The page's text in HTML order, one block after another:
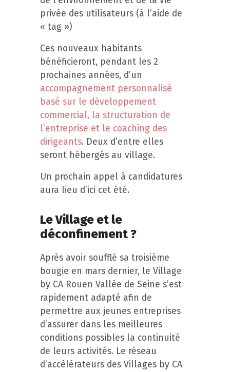
privée des utilisateurs (à l’aide de
« tag »)
Ces nouveaux habitants
bénéficieront, pendant les 2
prochaines années, d’un
accompagnement personnalisé
basé sur le développement
commercial, la structuration de
l’entreprise et le coaching des
dirigeants. Deux d’entre elles
seront hébergés au village.
Un prochain appel à candidatures
aura lieu d’ici cet été.
Le Village et le
déconfinement ?
Après avoir soufflé sa troisième
bougie en mars dernier, le Village
by CA Rouen Vallée de Seine s’est
rapidement adapté afin de
permettre aux jeunes entreprises
d’assurer dans les meilleures
conditions possibles la continuité
de leurs activités. Le réseau
d’accélérateurs des Villages by CA